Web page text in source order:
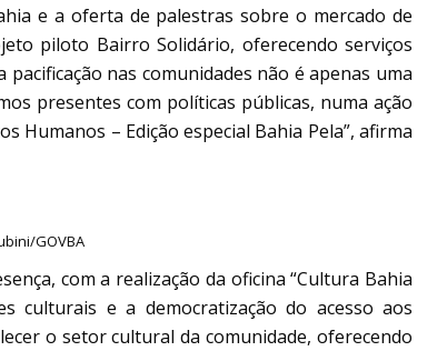
e a oferta de palestras sobre o mercado de
piloto Bairro Solidário, oferecendo serviços
nas comunidades não é apenas uma
presentes com políticas públicas, numa ação
Humanos – Edição especial Bahia Pela”, afirma
GOVBA
com a realização da oficina “Cultura Bahia
culturais e a democratização do acesso aos
o setor cultural da comunidade, oferecendo